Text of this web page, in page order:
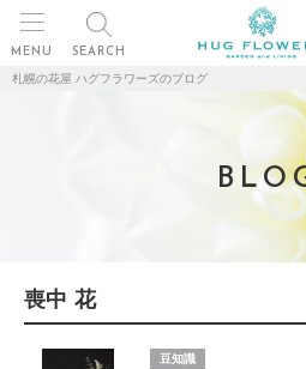
MENU SEARCH
札幌の花屋 ハグフラワーズのブログ
喪中 花
豆知識